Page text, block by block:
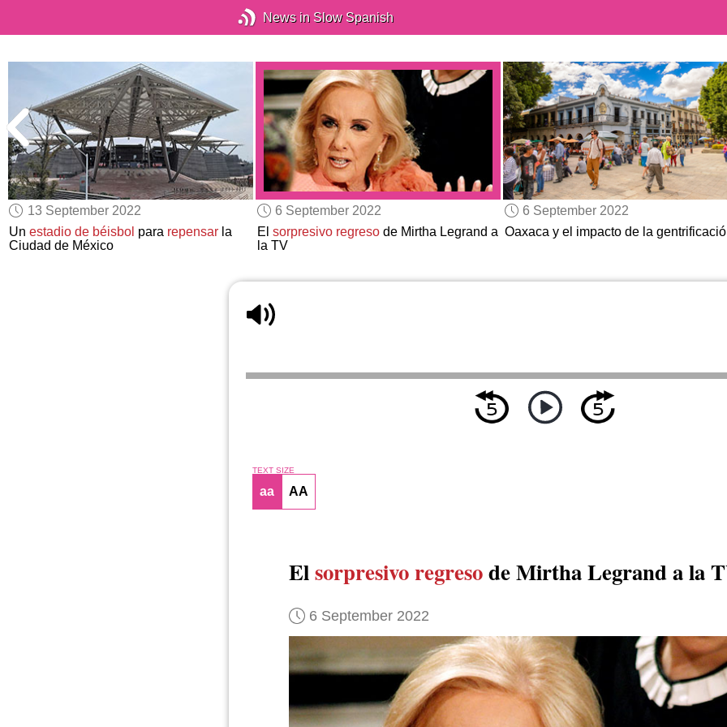
News in Slow Spanish
13 September 2022
Unestadio de béisbol para repensar la
Ciudad de México
6 September 2022
El sorpresivo regresode Mirtha Legrand a
la TV
6 September 2022
Oaxaca y el impacto de la
TEXT SIZE
aa AA
Elsorpresivo regresode Mirtha Legrand a la
6 September 2022